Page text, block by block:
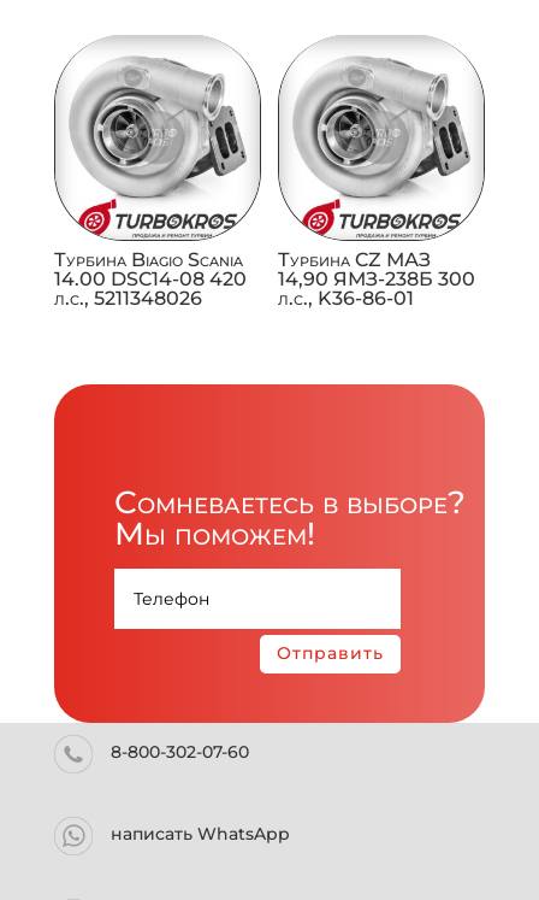
Турбина Biagio Scania
14.00 DSC14-08 420
л.с., 5211348026
Турбина CZ МАЗ
14,90 ЯМЗ-238Б 300
л.с., K36-86-01
Сомневаетесь в выборе?
Мы поможем!
Отправить
8-800-302-07-60
написать WhatsApp